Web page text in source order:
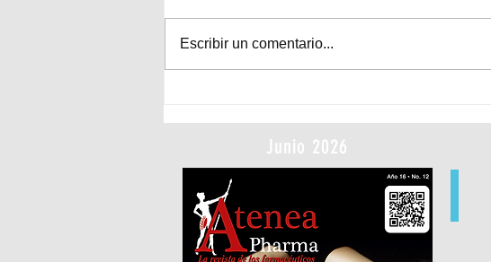
Escribir un comentario...
Junio 2026